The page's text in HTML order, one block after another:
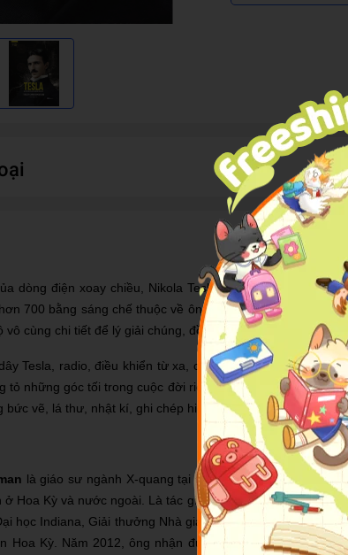
dòng điện xoay chiều, Nikola Tesla đã làm thay đổi thế
700 bằng sáng chế thuộc về ông. Ngay từ thuở ấu
vô cùng chi tiết để lý giải chúng, đồng thời tự phát triển
Tesla, radio, điều khiển từ xa, cuốn tiểu sử với 150
tỏ những góc tối trong cuộc đời riêng tư và sự nghiệp của
bức vẽ, lá thư, nhật kí, ghi chép hiếm hoi của Tesla, cùng
là giáo sư ngành X-quang tại Đại học Indiana, Hoa
ở Hoa Kỳ và nước ngoài. Là tác giả của hơn 800 bài báo
học Indiana, Giải thưởng Nhà giáo dục Truyền cảm
Hoa Kỳ. Năm 2012, ông nhận được Giải thưởng Alpha